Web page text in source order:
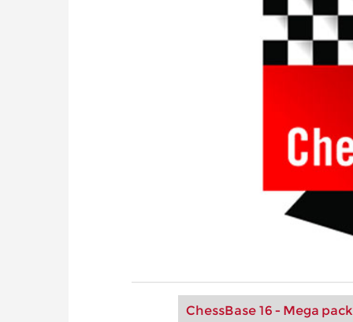
ChessBase 16 - Mega